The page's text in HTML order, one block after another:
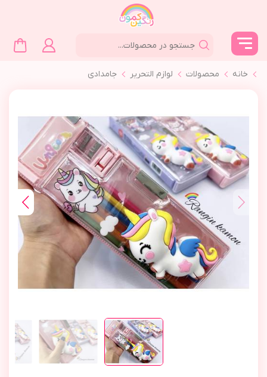
خانه محصولات لوازم التحرير جامدادي